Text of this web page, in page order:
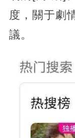
度，關于劇
議。